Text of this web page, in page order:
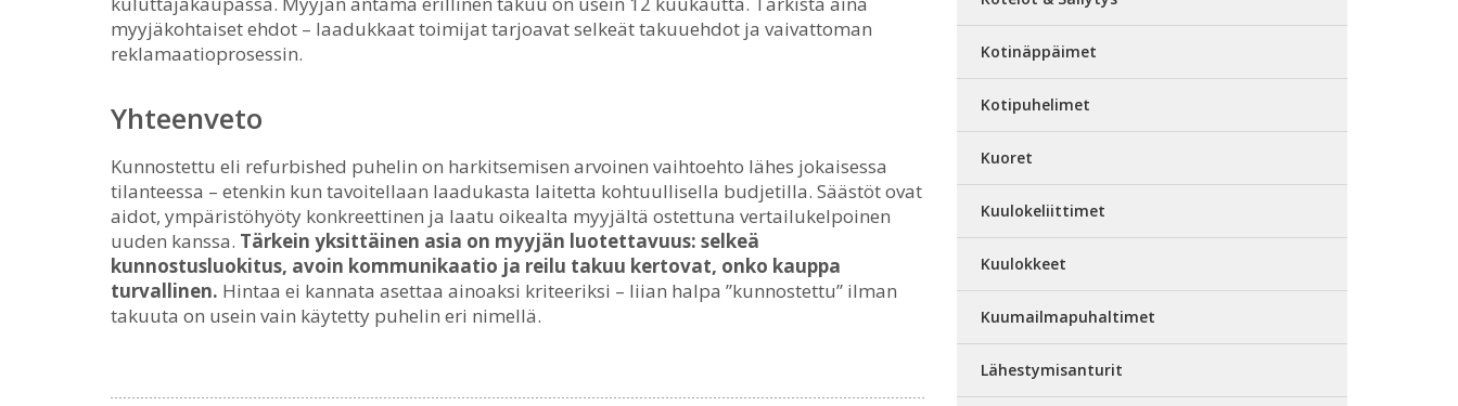
myyjäkohtaiset ehdot – laadukkaat toimijat tarjoavat selkeät takuuehdot ja vaivattoman
reklamaatioprosessin.
Yhteenveto
Kunnostettu eli refurbished puhelin on harkitsemisen arvoinen vaihtoehto lähes jokaisessa
tilanteessa – etenkin kun tavoitellaan laadukasta laitetta kohtuullisella budjetilla. Säästöt ovat
aidot, ympäristöhyöty konkreettinen ja laatu oikealta myyjältä ostettuna vertailukelpoinen
uuden kanssa. Tärkein yksittäinen asia on myyjän luotettavuus: selkeä
kunnostusluokitus, avoin kommunikaatio ja reilu takuu kertovat, onko kauppa
turvallinen. Hintaa ei kannata asettaa ainoaksi kriteeriksi – liian halpa ”kunnostettu” ilman
takuuta on usein vain käytetty puhelin eri nimellä.
Kotinäppäimet
Kotipuhelimet
Kuoret
Kuulokeliittimet
Kuulokkeet
Kuumailmapuhaltimet
Lähestymisanturit